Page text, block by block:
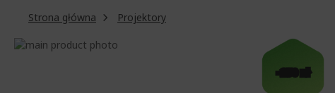
Strona główna
Projektory
Przejdź
-250 zł